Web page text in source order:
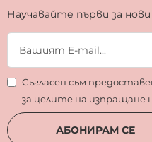
Научавайте първи за
Съгласен съм
за целите на изпращане
АБОНИРАМ СЕ